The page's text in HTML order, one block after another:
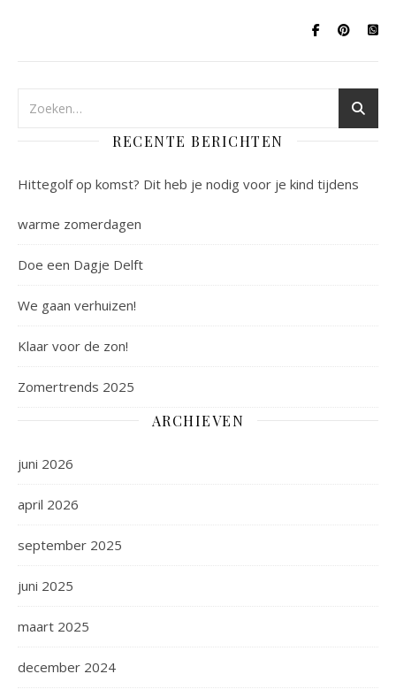
RECENTE BERICHTEN
Hittegolf op komst? Dit heb je nodig voor je kind tijdens
warme zomerdagen
Doe een Dagje Delft
We gaan verhuizen!
Klaar voor de zon!
Zomertrends 2025
ARCHIEVEN
juni 2026
april 2026
september 2025
juni 2025
maart 2025
december 2024